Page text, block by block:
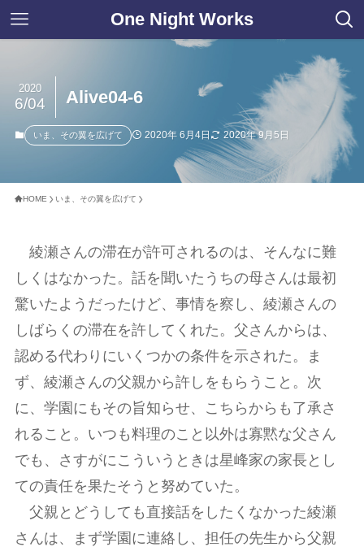
One Night Works
Alive04-6
2020
6/04
いま、その翼を広げて 2020年 6月4日 2020年 9月5日
HOME いま、その翼を広げて
綾瀬さんの滞在が許可されるのは、そんなに難
しくはなかった。話を聞いたうちの母さんは最初
驚いたようだったけど、事情を察し、綾瀬さんの
しばらくの滞在を許してくれた。父さんからは、
認める代わりにいくつかの条件を示された。ま
ず、綾瀬さんの父親から許しをもらうこと。次
に、学園にもその旨知らせ、こちらからも了承さ
れること。いつも料理のこと以外は寡黙な父さん
でも、さすがにこういうときは星峰家の家長とし
ての責任を果たそうと努めていた。
父親とどうしても直接話をしたくなかった綾瀬
さんは、まず学園に連絡し、担任の先生から父親